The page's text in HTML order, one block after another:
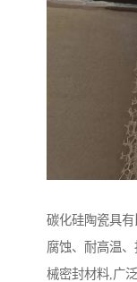
碳化硅陶瓷具
腐蚀、耐高温
械密封材料,广